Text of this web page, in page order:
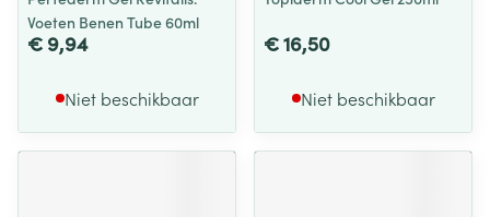
Voeten Benen Tube 60ml
€ 9,94
Niet beschikbaar
€ 16,50
Niet beschikbaar